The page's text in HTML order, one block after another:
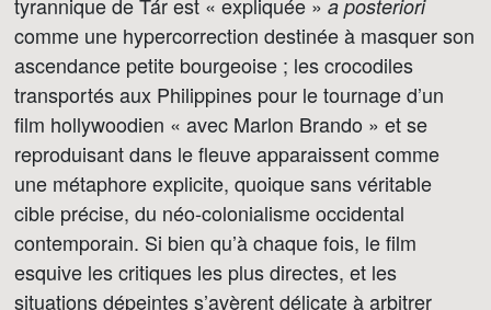
a posteriori
comme une hypercorrection destinée à masquer son
ascendance petite bourgeoise ; les crocodiles
transportés aux Philippines pour le tournage d’un
film hollywoodien « avec Marlon Brando » et se
reproduisant dans le fleuve apparaissent comme
une métaphore explicite, quoique sans véritable
cible précise, du néo-colonialisme occidental
contemporain. Si bien qu’à chaque fois, le film
esquive les critiques les plus directes, et les
situations dépeintes s’avèrent délicate à arbitrer